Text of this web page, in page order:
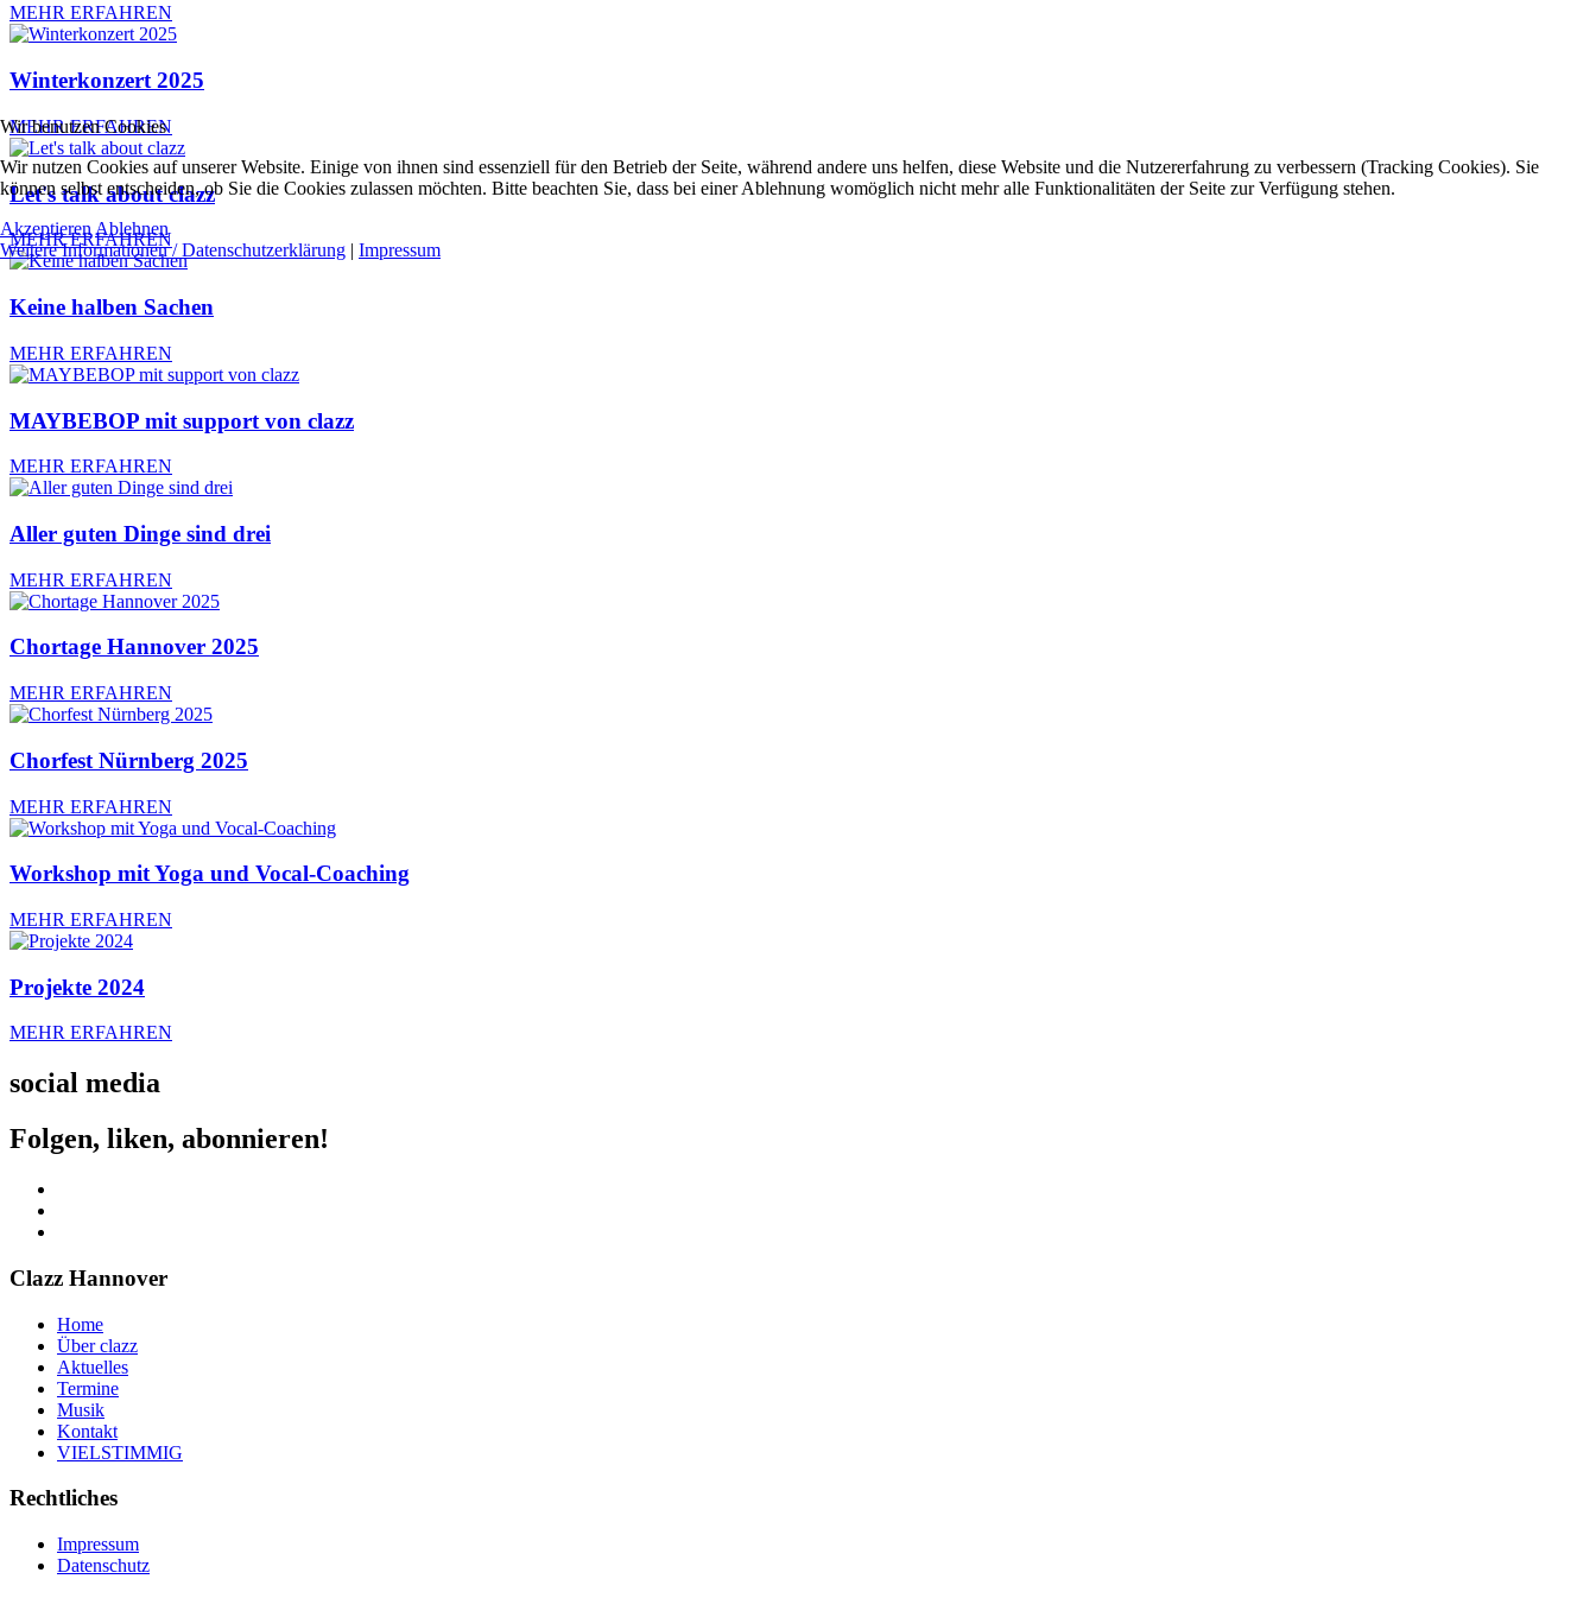
MEHR ERFAHREN
Winterkonzert 2025
MEHR ERFAHREN
Let's talk about clazz
MEHR ERFAHREN
Keine halben Sachen
MEHR ERFAHREN
MAYBEBOP mit support von clazz
MEHR ERFAHREN
Aller guten Dinge sind drei
MEHR ERFAHREN
Chortage Hannover 2025
MEHR ERFAHREN
Chorfest Nürnberg 2025
MEHR ERFAHREN
Workshop mit Yoga und Vocal-Coaching
MEHR ERFAHREN
Projekte 2024
MEHR ERFAHREN
social media
Folgen, liken, abonnieren!
Clazz Hannover
Home
Über clazz
Aktuelles
Termine
Musik
Kontakt
VIELSTIMMIG
Rechtliches
Impressum
Datenschutz
Wir benutzen Cookies
Wir nutzen Cookies auf unserer Website. Einige von ihnen sind essenziell für den Betrieb der Seite, während andere uns helfen, diese Website und die Nutzererfahrung zu verbessern (Tracking Cookies). Sie
können selbst entscheiden, ob Sie die Cookies zulassen möchten. Bitte beachten Sie, dass bei einer Ablehnung womöglich nicht mehr alle Funktionalitäten der Seite zur Verfügung stehen.
AkzeptierenAblehnen
Weitere Informationen / Datenschutzerklärung | Impressum